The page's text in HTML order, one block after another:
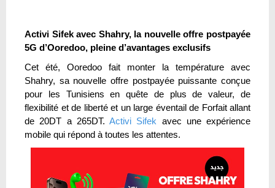
Activi Sifek avec Shahry, la nouvelle offre postpayée
5G d’Ooredoo, pleine d’avantages exclusifs
Cet été, Ooredoo fait monter la température avec
Shahry, sa nouvelle offre postpayée puissante conçue
pour les Tunisiens en quête de plus de valeur, de
flexibilité et de liberté et un large éventail de Forfait allant
de 20DT a 265DT. Activi Sifek avec une expérience
mobile qui répond à toutes les attentes.